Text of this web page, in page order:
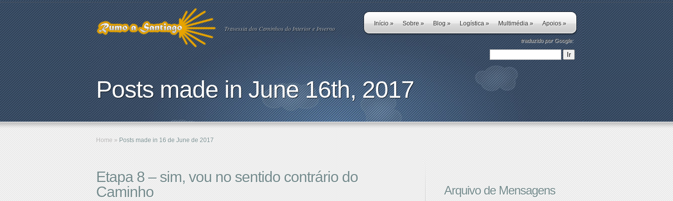
Travessia dos Caminhos do Interior e Inverno
Início » Sobre » Blog » Logística » Multimédia » Apoios »
traduzido por Google:
Posts made in June 16th, 2017
Home » Posts made in 16 de June de 2017
Etapa 8 – sim, vou no sentido contrário do
Caminho
Arquivo de Mensagens